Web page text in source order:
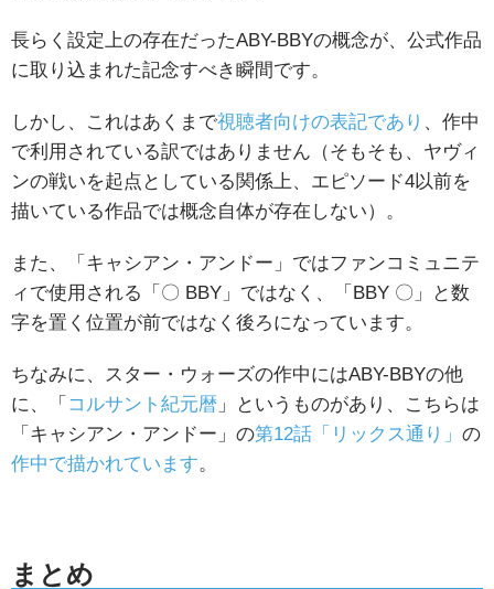
長らく設定上の存在だったABY-BBYの概念が、公式作品
に取り込まれた記念すべき瞬間です。
しかし、これはあくまで視聴者向けの表記であり 、作中
で利用されている訳ではありません（そもそも、ヤヴィ
ンの戦いを起点としている関係上、エピソード4以前を
描いている作品では概念自体が存在しない）。
また、「キャシアン・アンドー」ではファンコミュニテ
ィで使用される「〇 BBY」ではなく、「BBY 〇」と数
字を置く位置が前ではなく後ろになっています。
ちなみに、スター・ウォーズの作中にはABY-BBYの他
に、「 コルサント紀元暦 」というものがあり、こちらは
「キャシアン・アンドー」の第12話「リックス通り」 の
作中で描かれています。
まとめ